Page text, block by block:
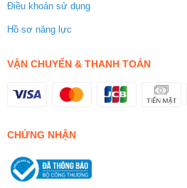
Điều khoản sử dụng
Hồ sơ năng lực
VẬN CHUYỂN & THANH TOÁN
CHỨNG NHẬN